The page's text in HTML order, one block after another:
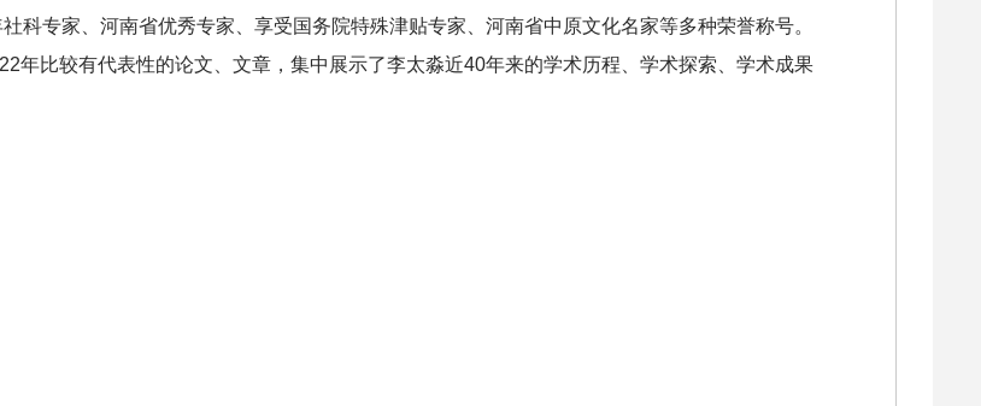
科专家、河南省优秀专家、享受国务院特殊津贴专家、河南省中原文化名家等多种荣誉称号。
年比较有代表性的论文、文章，集中展示了李太淼近40年来的学术历程、学术探索、学术成果